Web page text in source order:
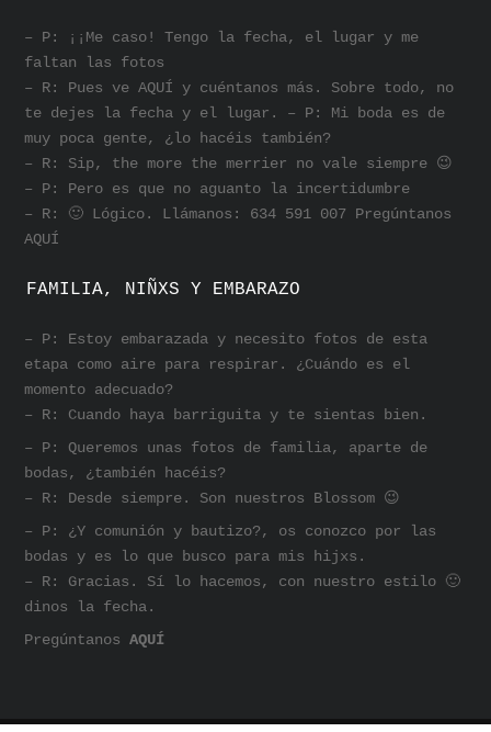
– P: ¡¡Me caso! Tengo la fecha, el lugar y me
faltan las fotos
– R: Pues ve AQUÍ y cuéntanos más. Sobre todo, no
te dejes la fecha y el lugar. – P: Mi boda es de
muy poca gente, ¿lo hacéis también?
– R: Sip, the more the merrier no vale siempre 😉
– P: Pero es que no aguanto la incertidumbre
– R: 🙂 Lógico. Llámanos: 634 591 007 Pregúntanos
AQUÍ
FAMILIA, NIÑXS Y EMBARAZO
– P: Estoy embarazada y necesito fotos de esta
etapa como aire para respirar. ¿Cuándo es el
momento adecuado?
– R: Cuando haya barriguita y te sientas bien.
– P: Queremos unas fotos de familia, aparte de
bodas, ¿también hacéis?
– R: Desde siempre. Son nuestros Blossom 😉
– P: ¿Y comunión y bautizo?, os conozco por las
bodas y es lo que busco para mis hijxs.
– R: Gracias. Sí lo hacemos, con nuestro estilo 🙂
dinos la fecha.
PregúntanosAQUÍ